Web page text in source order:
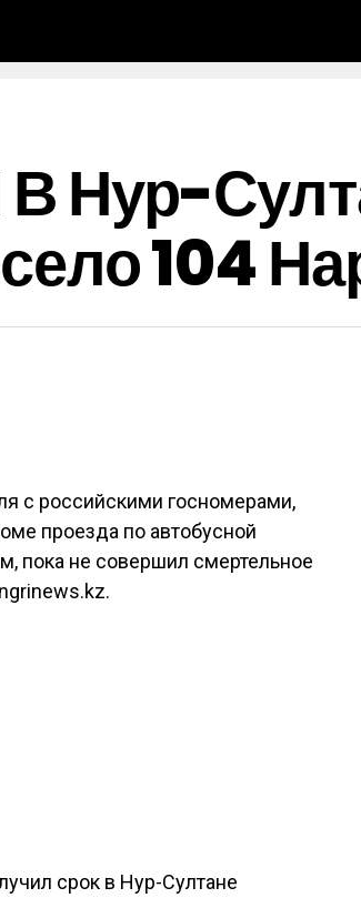
Нур-
104
с российскими госномерами,
проезда по автобусной
пока не совершил смертельное
срок в Нур-Султане